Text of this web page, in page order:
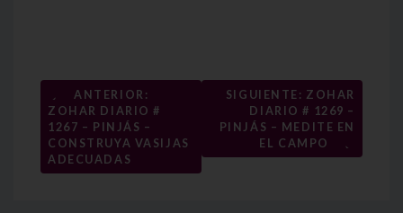
Navegación
de
entradas
←
ANTERIOR:
ZOHAR DIARIO #
1267 – PINJÁS –
CONSTRUYA VASIJAS
ADECUADAS
SIGUIENTE: ZOHAR
DIARIO # 1269 –
PINJÁS – MEDITE EN
EL CAMPO
→